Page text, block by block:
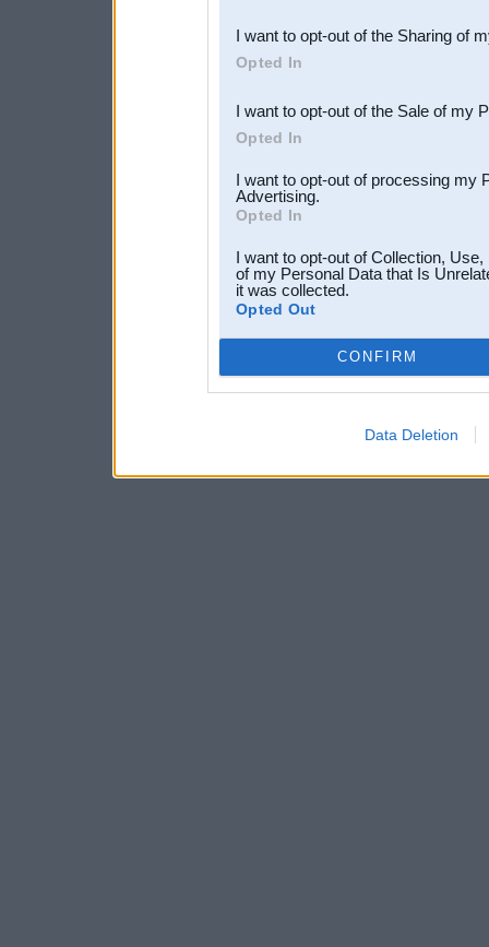
Downstream Participants
third parties.
I want to opt-out of the Sharing of
Opted In
I want to opt-out of the Sale of my
Opted In
I want to opt-out of processing my
Advertising.
Opted In
I want to opt-out of Collection,
of my Personal Data that Is
it was collected.
Opted Out
CONFIRM
Data Deletion